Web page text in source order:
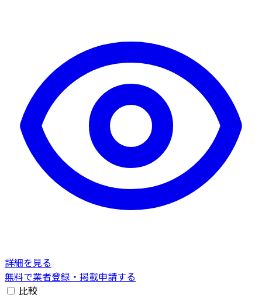
詳細を見る
無料で業者登録・掲載申請する
比較